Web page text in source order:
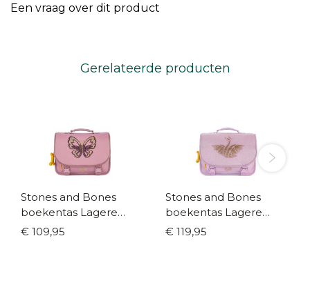
Een vraag over dit product
Gerelateerde producten
Stones and Bones
boekentas Lagere
school Lily Butterfly lila
€ 109,95
Stones and Bones
boekentas Lagere
school Lily Geo swan
€ 119,95